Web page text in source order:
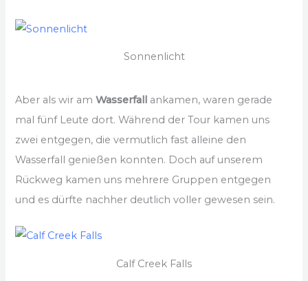
Sonnenlicht
Aber als wir amWasserfall ankamen, waren gerade
mal fünf Leute dort. Während der Tour kamen uns
zwei entgegen, die vermutlich fast alleine den
Wasserfall genießen konnten. Doch auf unserem
Rückweg kamen uns mehrere Gruppen entgegen
und es dürfte nachher deutlich voller gewesen sein.
Calf Creek Falls